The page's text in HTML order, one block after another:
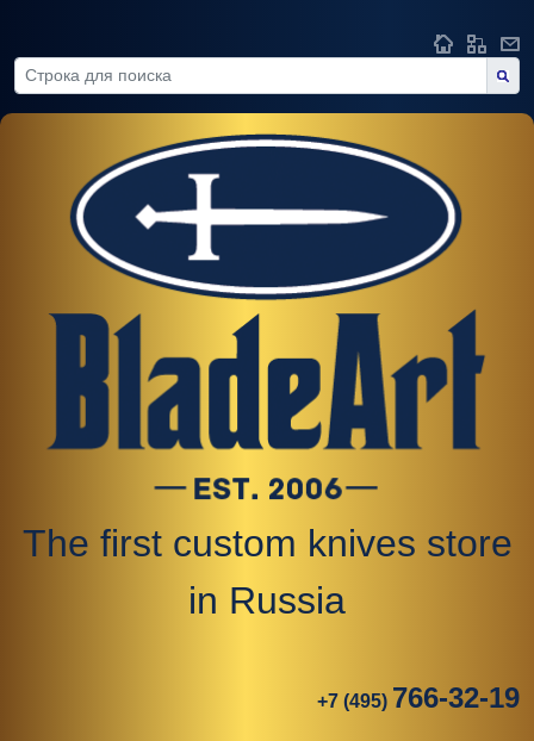
The first custom knives store
in Russia
+7 (495) 766-32-19